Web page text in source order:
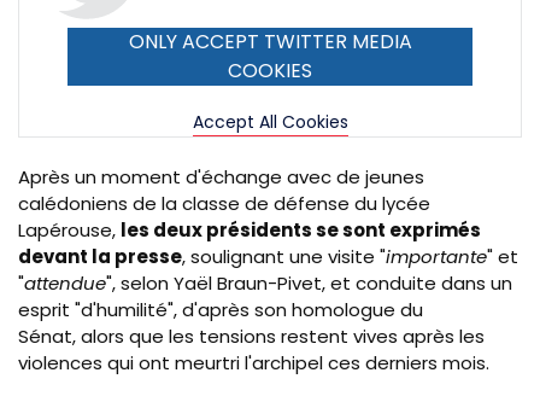
ONLY ACCEPT TWITTER MEDIA
COOKIES
Accept All Cookies
Après un moment d'échange avec de jeunes
calédoniens de la classe de défense du lycée
Lapérouse, les deux présidents se sont exprimés
devant la presse, soulignant une visite "importante" et
"attendue", selon Yaël Braun-Pivet, et conduite dans un
esprit "d'humilité", d'après son homologue du
Sénat, alors que les tensions restent vives après les
violences qui ont meurtri l'archipel ces derniers mois.